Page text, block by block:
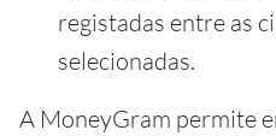
registadas entre as
selecionadas.
A MoneyGram permite